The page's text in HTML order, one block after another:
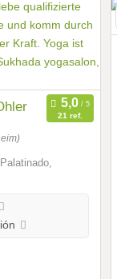
21 ref.